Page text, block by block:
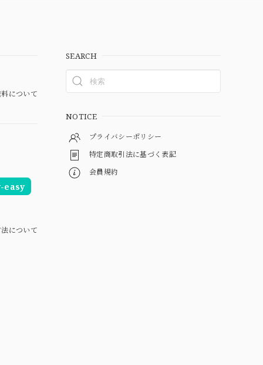
について
easy
について
SEARCH
NOTICE
プライバシーポリシー
特定商取引法に基づく表記
会員規約